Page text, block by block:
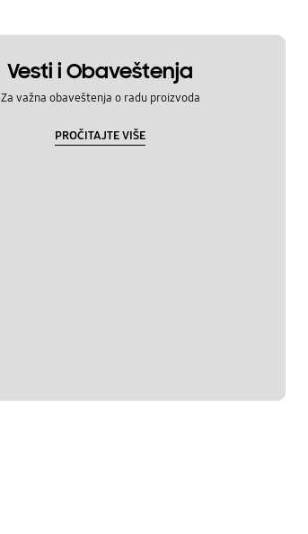
Vesti i Obaveštenja
Za važna obaveštenja o radu proizvoda
PROČITAJTE VIŠE